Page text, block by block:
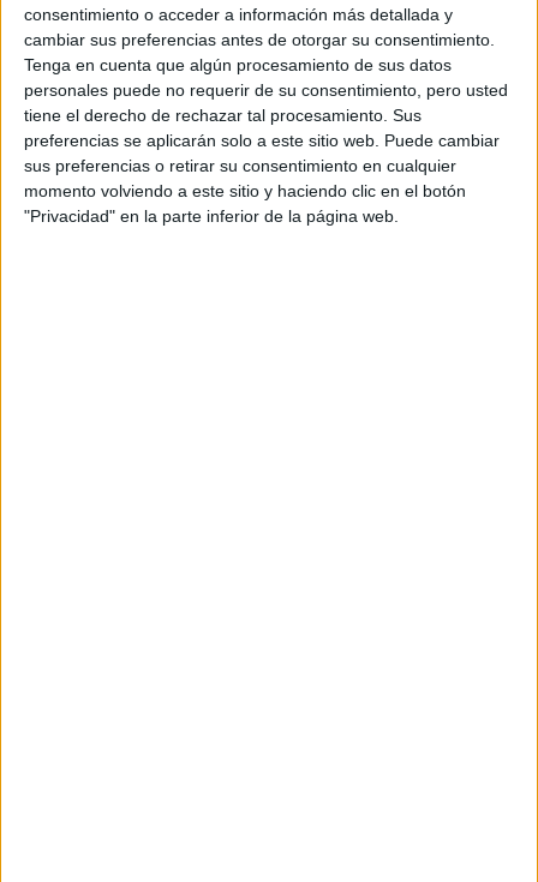
consentimiento o acceder a información más detallada y
cambiar sus preferencias antes de otorgar su consentimiento.
Tenga en cuenta que algún procesamiento de sus datos
personales puede no requerir de su consentimiento, pero usted
tiene el derecho de rechazar tal procesamiento. Sus
preferencias se aplicarán solo a este sitio web. Puede cambiar
sus preferencias o retirar su consentimiento en cualquier
momento volviendo a este sitio y haciendo clic en el botón
"Privacidad" en la parte inferior de la página web.
Producto
Web pensada para poder ofrecer diferentes
productos propios y ajenos para que los
aficionados los puedan adquirir
Divulgación
Dossier